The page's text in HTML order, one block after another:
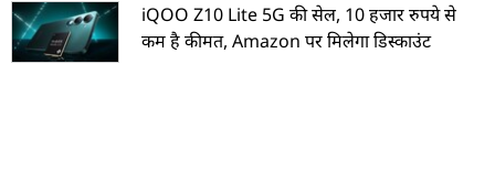
iQOO Z10 Lite 5G की सेल, 10 हजार रुपये से
कम है कीमत, Amazon पर मिलेगा डिस्काउंट